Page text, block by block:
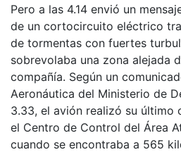
Pero a las 4.14 envió un
de un cortocircuito eléctrico
de tormentas con fuertes
sobrevolaba una zona alejada
compañía. Según un
Aeronáutica del Ministerio de
3.33, el avión realizó su
el Centro de Control del Área
cuando se encontraba a 565